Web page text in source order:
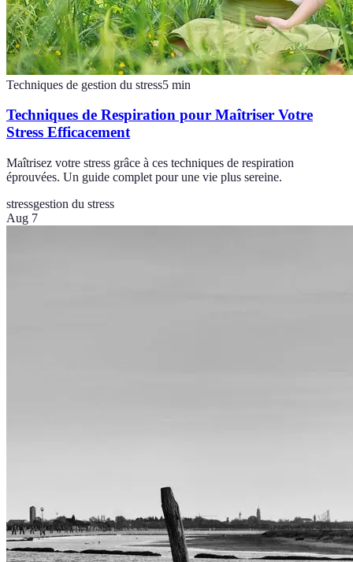
Techniques de gestion du stress5 min
Techniques de Respiration pour Maîtriser Votre
Stress Efficacement
Maîtrisez votre stress grâce à ces techniques de respiration
éprouvées. Un guide complet pour une vie plus sereine.
stressgestion du stress
Aug 7